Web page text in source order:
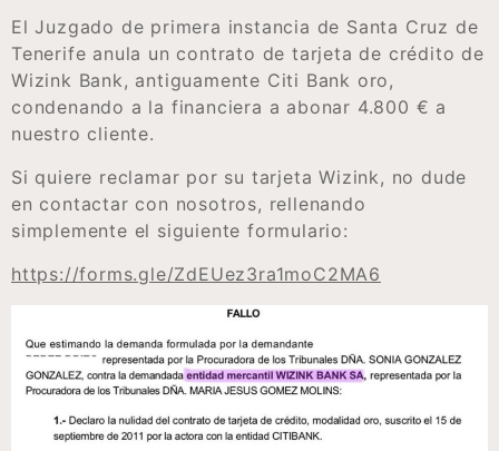
El Juzgado de primera instancia de Santa Cruz de
Tenerife anula un contrato de tarjeta de crédito de
Wizink Bank, antiguamente Citi Bank oro,
condenando a la financiera a abonar 4.800 € a
nuestro cliente.
Si quiere reclamar por su tarjeta Wizink, no dude
en contactar con nosotros, rellenando
simplemente el siguiente formulario:
https://forms.gle/ZdEUez3ra1moC2MA6